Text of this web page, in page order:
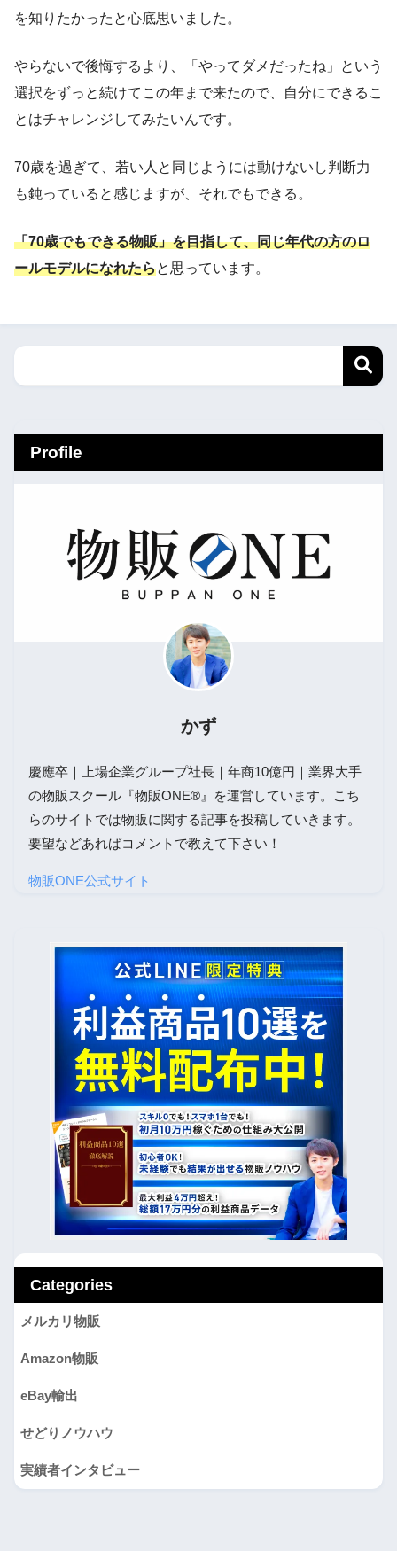
を知りたかったと心底思いました。
やらないで後悔するより、「やってダメだったね」という
選択をずっと続けてこの年まで来たので、自分にできるこ
とはチャレンジしてみたいんです。
70歳を過ぎて、若い人と同じようには動けないし判断力
も鈍っていると感じますが、それでもできる。
「70歳でもできる物販」を目指して、同じ年代の方のロ
ールモデルになれたらと思っています。
Profile
かず
慶應卒｜上場企業グループ社長｜年商10億円｜業界大手
の物販スクール『物販ONE®』を運営しています。こち
らのサイトでは物販に関する記事を投稿していきます。
要望などあればコメントで教えて下さい！
物販ONE公式サイト
Categories
メルカリ物販
Amazon物販
eBay輸出
せどりノウハウ
実績者インタビュー